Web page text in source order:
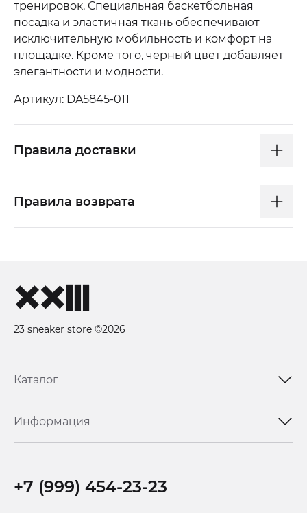
тренировок. Специальная баскетбольная
посадка и эластичная ткань обеспечивают
исключительную мобильность и комфорт на
площадке. Кроме того, черный цвет добавляет
элегантности и модности.
Артикул: DA5845-011
Правила доставки
Правила возврата
23 sneaker store ©2026
Каталог
Информация
+7 (999) 454-23-23